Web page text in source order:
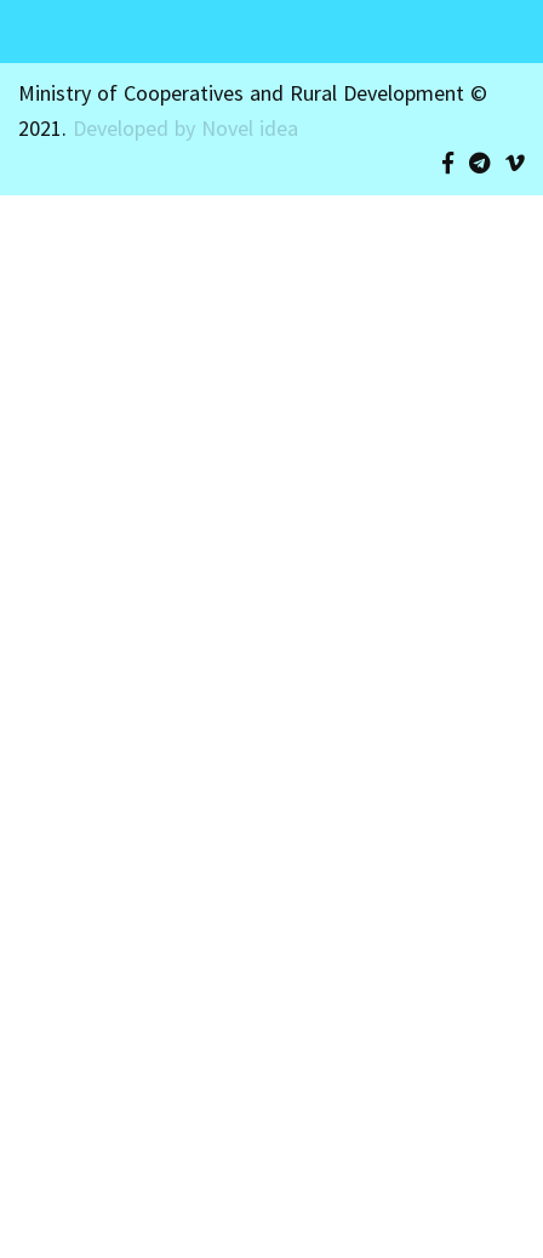
Ministry of Cooperatives and Rural Development ©
2021. Developed by Novel idea